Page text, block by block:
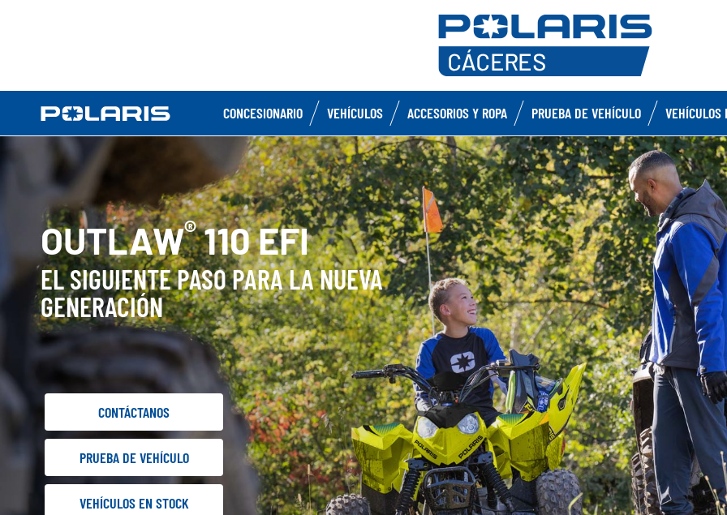
CONCESIONARIO VEHÍCULOS ACCESORIOS Y ROPA PRUEBA DE VEHÍCULO VEHÍCULOS
OUTLAW®110 EFI
EL SIGUIENTE PASO PARA LA NUEVA
GENERACIÓN
CONTÁCTANOS
PRUEBA DE VEHÍCULO
VEHÍCULOS EN STOCK